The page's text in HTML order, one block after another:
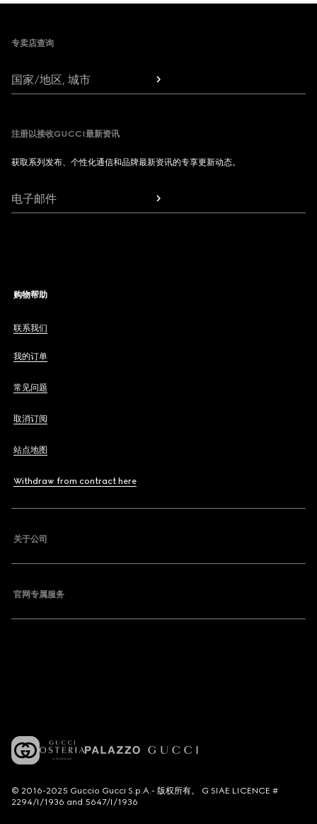
Footer
专卖店查询
国家/地区, 城市
注册以接收GUCCI最新资讯
获取系列发布、个性化通信和品牌最新资讯的专享更新动态。
电子邮件
购物帮助
联系我们
我的订单
常见问题
取消订阅
站点地图
Withdraw from contract here
关于公司
官网专属服务
© 2016-2025 Guccio Gucci S.p.A.- 版权所有。 G SIAE LICENCE #
2294/I/1936 and 5647/I/1936